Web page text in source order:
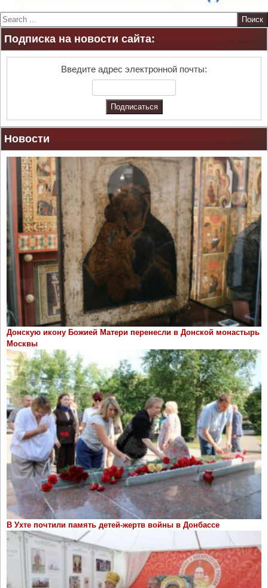
S
e
r
Подписка на новости сайта:
Введите адрес электронной почты:
Новости
Донскую икону Божией Матери перенесли в Донской монастырь
Москвы
В Ухте почтили память детей-жертв войны в Донбассе